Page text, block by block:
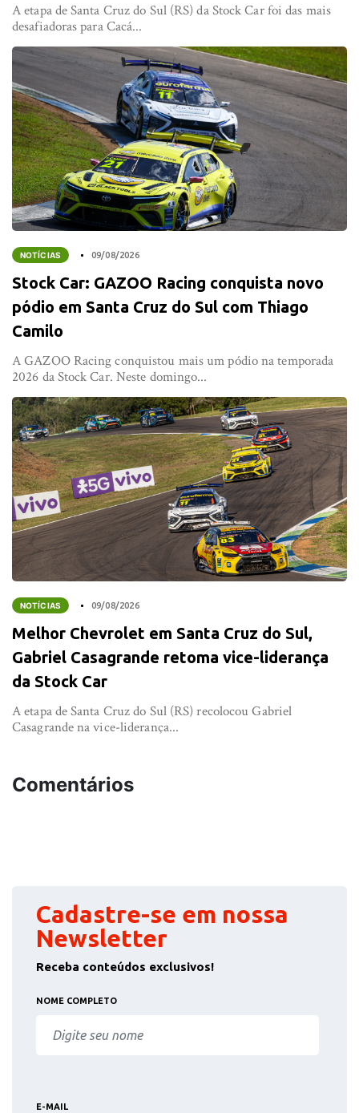
A etapa de Santa Cruz do Sul (RS) da Stock Car foi das mais
desafiadoras para Cacá...
NOTÍCIAS 09/08/2026
Stock Car: GAZOO Racing conquista novo
pódio em Santa Cruz do Sul com Thiago
Camilo
A GAZOO Racing conquistou mais um pódio na temporada
2026 da Stock Car. Neste domingo...
NOTÍCIAS 09/08/2026
Melhor Chevrolet em Santa Cruz do Sul,
Gabriel Casagrande retoma vice-liderança
da Stock Car
A etapa de Santa Cruz do Sul (RS) recolocou Gabriel
Casagrande na vice-liderança...
Comentários
Cadastre-se em nossa
Newsletter
Receba conteúdos exclusivos!
NOME COMPLETO
E-MAIL